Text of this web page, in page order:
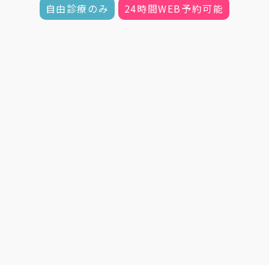
自由診療のみ 24時間WEB予約可能